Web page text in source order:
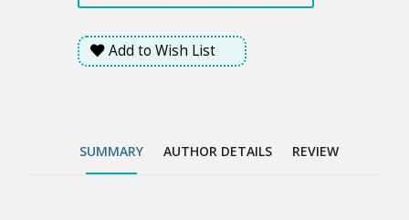
প্রণয়ের মহিমা সে যেমন বুঝিতে পারে, জগতে আর যে কেহ তেমন সমঝদার
আছে, অনুপমা তাহা কিছুতেই বিশ্বাস করিতে পারে না। ....
Add to Wish List
SUMMARY AUTHOR DETAILS REVIEW